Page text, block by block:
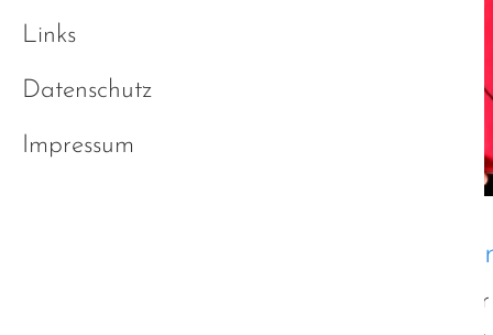
Autismusdiagnose im
Die Diagnostik bei Autisten wird
Links
Datenschutz
Impressum